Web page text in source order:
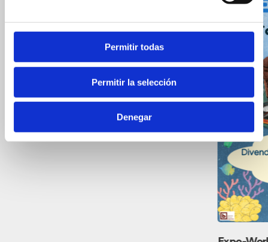
Permitir todas
Permitir la selección
Denegar
XXXIII MÚSICA AL CASTELL
23 - 27 Juli 2025